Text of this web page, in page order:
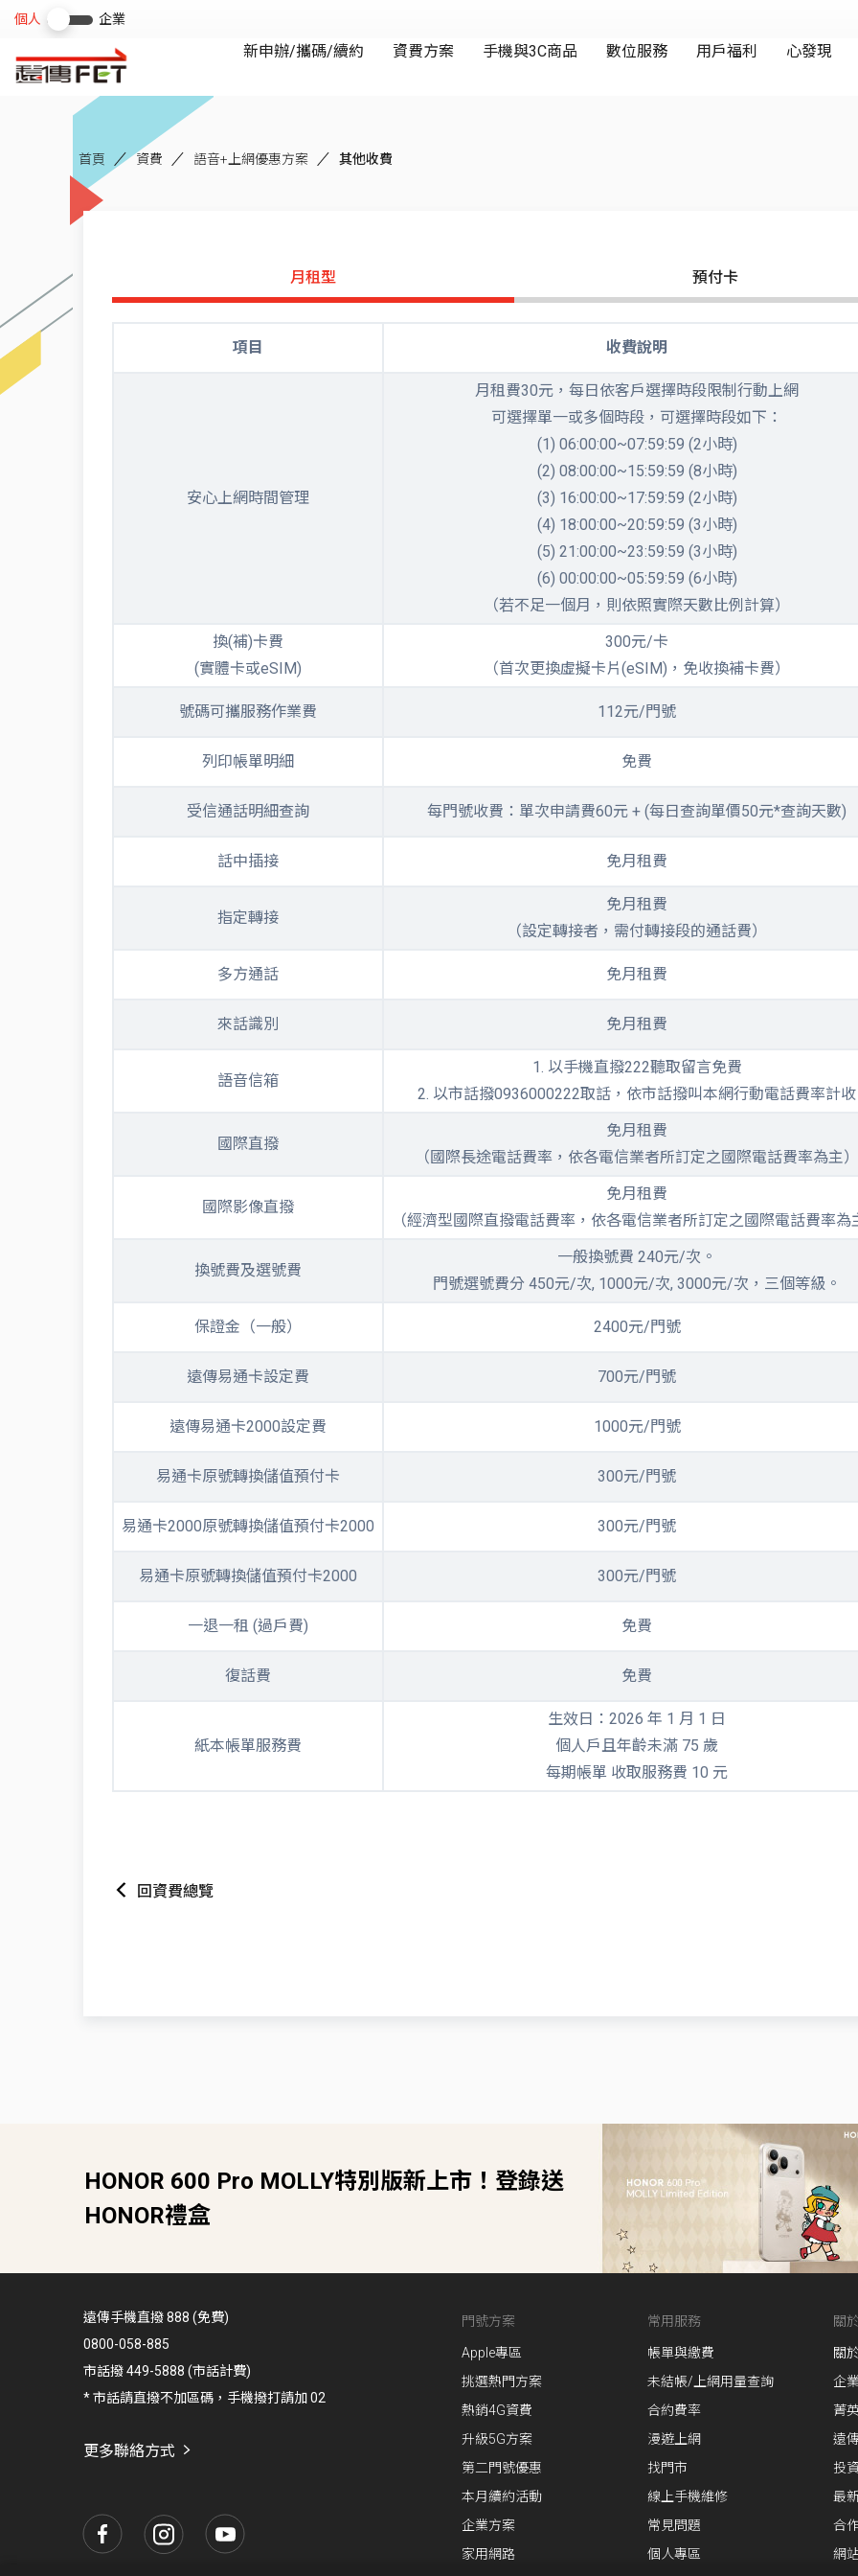
首頁 資費 語音+上網優惠方案 其他收費
月租型 預付卡
項目 收費說明
安心上網時間管理
月租費30元，每日依客戶選擇時段限制行動上網
可選擇單一或多個時段，可選擇時段如下：
(1) 06:00:00~07:59:59 (2小時)
(2) 08:00:00~15:59:59 (8小時)
(3) 16:00:00~17:59:59 (2小時)
(4) 18:00:00~20:59:59 (3小時)
(5) 21:00:00~23:59:59 (3小時)
(6) 00:00:00~05:59:59 (6小時)​
（若不足一個月，則依照實際天數比例計算）
換(補)卡費
(實體卡或eSIM)
300元/卡
（首次更換虛擬卡片(eSIM)，免收換補卡費）
號碼可攜服務作業費 112元/門號
列印帳單明細 免費
受信通話明細查詢 每門號收費：單次申請費60元 + (每日查詢單價50元*查詢天數)
話中插接 免月租費
指定轉接
免月租費
（設定轉接者，需付轉接段的通話費）
多方通話 免月租費
來話識別 免月租費
語音信箱
1. 以手機直撥222聽取留言免費
2. 以市話撥0936000222取話，依市話撥叫本網行動電話費率計收
國際直撥
免月租費
（國際長途電話費率，依各電信業者所訂定之國際電話費率為主）
國際影像直撥
免月租費
（經濟型國際直撥電話費率，依各電信業者所訂定之國際電話費率為
換號費及選號費
一般換號費 240元/次。
門號選號費分 450元/次, 1000元/次, 3000元/次，三個等級。
保證金（一般） 2400元/門號
遠傳易通卡設定費 700元/門號
遠傳易通卡2000設定費 1000元/門號
易通卡原號轉換儲值預付卡 300元/門號
易通卡2000原號轉換儲值預付卡2000 300元/門號
易通卡原號轉換儲值預付卡2000 300元/門號
一退一租 (過戶費) 免費
復話費 免費
紙本帳單服務費
生效日：2026 年 1 月 1 日
個人戶且年齡未滿 75 歲
每期帳單 收取服務費 10 元
回資費總覽
HONOR 600 Pro MOLLY特別版新上市！登錄送
HONOR禮盒
遠傳手機直撥 888 (免費)
0800-058-885
市話撥 449-5888 (市話計費)
* 市話請直撥不加區碼，手機撥打請加 02
更多聯絡方式
門號方案
Apple專區
挑選熱門方案
熱銷4G資費
升級5G方案
第二門號優惠
本月續約活動
企業方案
家用網路
常用服務
帳單與繳費
未結帳/上網用量查詢
合約費率
漫遊上網
找門市
線上手機維修
常見問題
個人專區
關
關
企
菁
遠
投
最
合
網